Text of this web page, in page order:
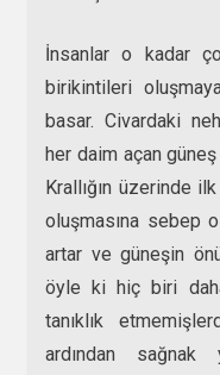
İnsanlar o kadar
birikintileri
basar. Civardaki
her daim açan güneş
Krallığın üzerinde
oluşmasına sebep
artar ve güneşin
öyle ki hiç biri
tanıklık
ardından sağnak